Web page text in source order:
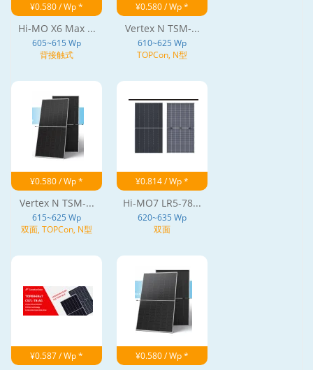
¥0.580 / Wp *
Hi-MO X6 Max ...
605~615 Wp
背接触式
¥0.580 / Wp *
Vertex N TSM-...
610~625 Wp
TOPCon, N型
¥0.580 / Wp *
Vertex N TSM-...
615~625 Wp
双面, TOPCon, N型
¥0.814 / Wp *
Hi-MO7 LR5-78...
620~635 Wp
双面
¥0.587 / Wp * ¥0.580 / Wp *